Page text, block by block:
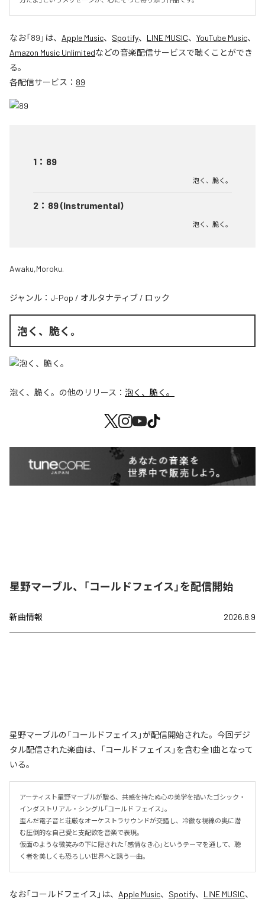
なお「89 」は、 Apple Music、 Spotify、 LINE MUSIC、 YouTube Music、
Amazon Music Unlimitedなどの音楽配信サービスで聴くことができ
る。
各配信サービス： 89
1 ： 89
泡く、脆く。
2 ： 89 (Instrumental)
泡く、脆く。
Awaku,Moroku.
ジャンル： J-Pop / オルタナティブ / ロック
泡く、脆く。
泡く、脆く。 の他のリリース： 泡く、脆く。
星野マーブル、「コールドフェイス」を配信開始
新曲情報 2026.8.9
星野マーブルの「コールドフェイス」が配信開始された。今回デジ
タル配信された楽曲は、「コールドフェイス」を含む全1曲となって
いる。
アーティスト星野マーブルが贈る、共感を持たぬ心の美学を描いたゴシック・
インダストリアル・シングル「コールド フェイス」。
歪んだ電子音と荘厳なオーケストラサウンドが交錯し、冷徹な視線の奥に潜
む圧倒的な自己愛と支配欲を音楽で表現。
仮面のような微笑みの下に隠された「感情なき心」というテーマを通して、聴
く者を美しくも恐ろしい世界へと誘う一曲。
なお「コールドフェイス 」は、 Apple Music、 Spotify、 LINE MUSIC、